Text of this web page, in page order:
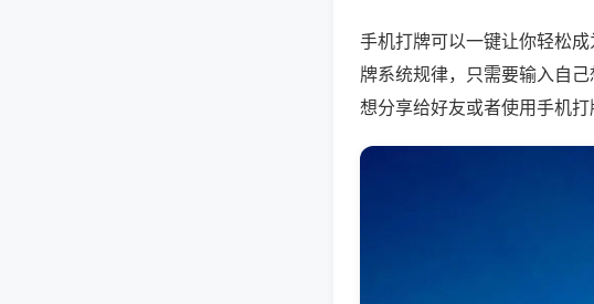
手机打牌可以一键让你轻松
牌系统规律，只需要输入自
想分享给好友或者使用手机打